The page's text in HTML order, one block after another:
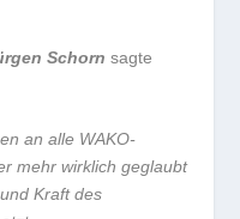
Schorn sagte
an alle WAKO-
mehr wirklich geglaubt
Kraft des